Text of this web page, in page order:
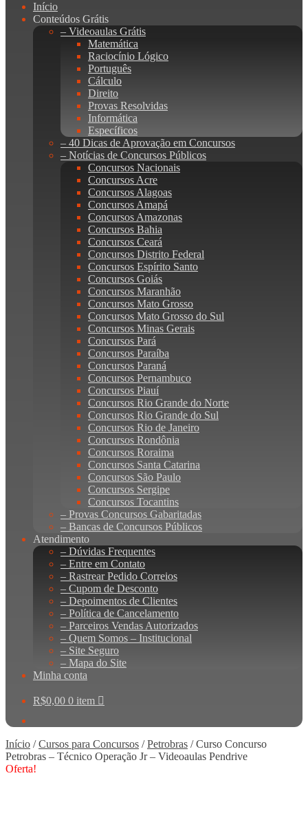
Início
Conteúdos Grátis
– Videoaulas Grátis
Matemática
Raciocínio Lógico
Português
Cálculo
Direito
Provas Resolvidas
Informática
Específicos
– 40 Dicas de Aprovação em Concursos
– Notícias de Concursos Públicos
Concursos Nacionais
Concursos Acre
Concursos Alagoas
Concursos Amapá
Concursos Amazonas
Concursos Bahia
Concursos Ceará
Concursos Distrito Federal
Concursos Espírito Santo
Concursos Goiás
Concursos Maranhão
Concursos Mato Grosso
Concursos Mato Grosso do Sul
Concursos Minas Gerais
Concursos Pará
Concursos Paraíba
Concursos Paraná
Concursos Pernambuco
Concursos Piauí
Concursos Rio Grande do Norte
Concursos Rio Grande do Sul
Concursos Rio de Janeiro
Concursos Rondônia
Concursos Roraima
Concursos Santa Catarina
Concursos São Paulo
Concursos Sergipe
Concursos Tocantins
– Provas Concursos Gabaritadas
– Bancas de Concursos Públicos
Atendimento
– Dúvidas Frequentes
– Entre em Contato
– Rastrear Pedido Correios
– Cupom de Desconto
– Depoimentos de Clientes
– Política de Cancelamento
– Parceiros Vendas Autorizados
– Quem Somos – Institucional
– Site Seguro
– Mapa do Site
Minha conta
R$0,00 0 item
Início /Cursos para Concursos /Petrobras /Curso Concurso
Petrobras – Técnico Operação Jr – Videoaulas Pendrive
Oferta!